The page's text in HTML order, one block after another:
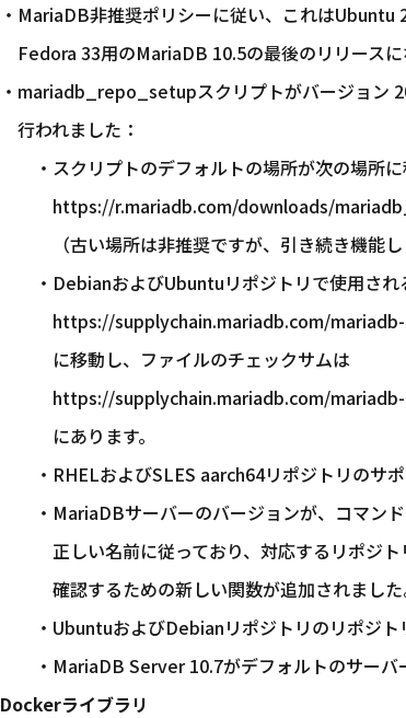
・MariaDB非推奨ポリシーに従い、これは
Fedora 33用のMariaDB 10.5の最後のリリース
・mariadb_repo_setupスクリプトがバージョン
行われました：
・スクリプトのデフォルトの場所が次の場所に
https://r.mariadb.com/downloads/
（古い場所は非推奨ですが、引き続き機能し
・DebianおよびUbuntuリポジトリで使用され
https://supplychain.mariadb.com/mariadb-
に移動し、ファイルのチェックサムは
https://supplychain.mariadb.com/mariadb-
にあります。
・RHELおよびSLES aarch64リポジトリのサポ
・MariaDBサーバーのバージョンが、コマンド
正しい名前に従っており、対応するリポジト
確認するための新しい関数が追加されました
・UbuntuおよびDebianリポジトリのリポジト
・MariaDB Server 10.7がデフォルトのサーバ
Dockerライブラリ